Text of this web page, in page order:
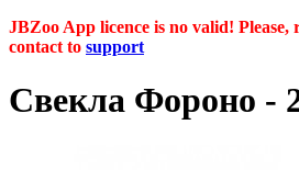
JBZoo App licence is no valid! Please,
contact to support
Свекла Фороно -